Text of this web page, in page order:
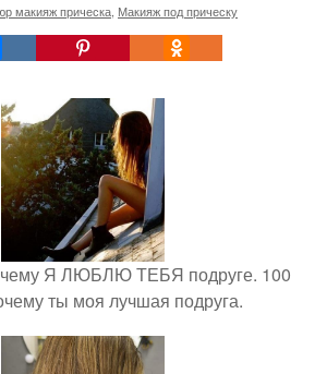
макияж прическа Макияж под прическу
Я ЛЮБЛЮ ТЕБЯ подруге. 100
ты моя лучшая подруга.